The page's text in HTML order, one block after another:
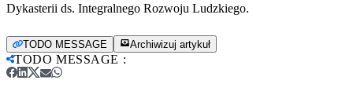
Dykasterii ds. Integralnego Rozwoju Ludzkiego.
TODO MESSAGE Archiwizuj artykuł
TODO MESSAGE :